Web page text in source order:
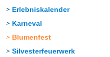
Reiseangebote
Kontakt
Erlebniskalender
Karneval
Blumenfest
Silvesterfeuerwerk